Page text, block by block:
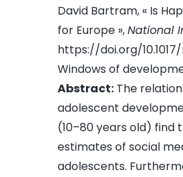
David Bartram, « Is
for Europe »,National
https://doi.org/10.1017/
Windows of
Abstract:The
adolescent
(10–80 years old)
estimates of social
adolescents.